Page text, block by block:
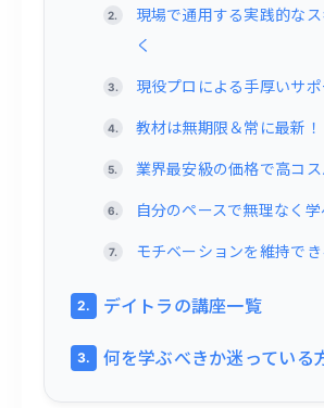
現場で通用する実践的な
く
現役プロによる手厚いサポ
教材は無期限＆常に最新！
業界最安級の価格で高コ
自分のペースで無理なく学
モチベーションを維持で
デイトラの講座一覧
何を学ぶべきか迷っている